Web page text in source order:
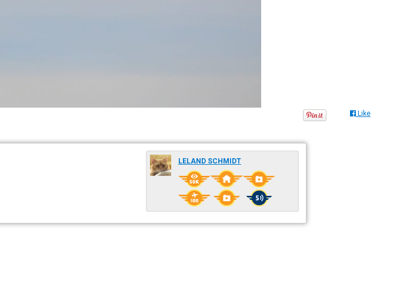
Like
LELAND SCHMIDT